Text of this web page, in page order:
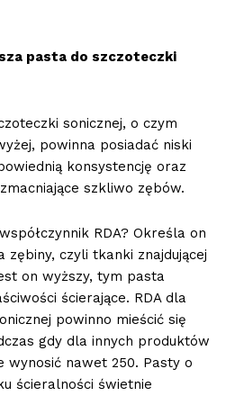
pasta do szczoteczki
sonicznej, o czym
powinna posiadać niski
konsystencję oraz
szkliwo zębów.
RDA? Określa on
czyli tkanki znajdującej
on wyższy, tym pasta
ścierające. RDA dla
powinno mieścić się
gdy dla innych produktów
wynosić nawet 250. Pasty o
ścieralności świetnie